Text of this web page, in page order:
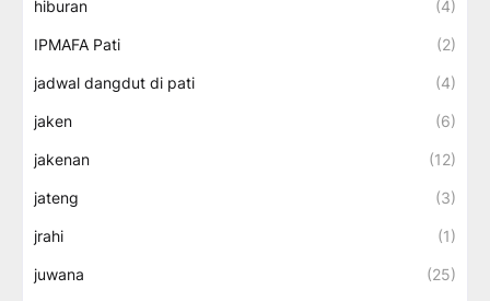
hiburan (4)
IPMAFA Pati (2)
jadwal dangdut di pati (4)
jaken (6)
jakenan (12)
jateng (3)
jrahi (1)
juwana (25)